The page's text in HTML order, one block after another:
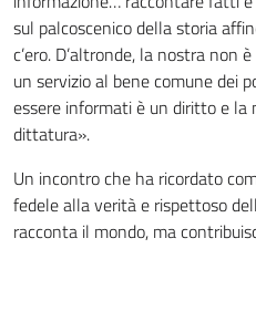
sul palcoscenico della storia
c’ero. D’altronde, la nostra non
un servizio al bene comune dei
essere informati è un diritto e la
dittatura».
Un incontro che ha ricordato
fedele alla verità e rispettoso
racconta il mondo, ma